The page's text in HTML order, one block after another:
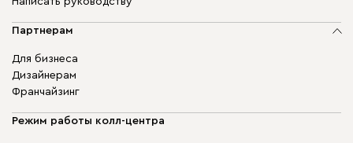
Партнерам
Для бизнеса
Дизайнерам
Франчайзинг
Режим работы колл-центра